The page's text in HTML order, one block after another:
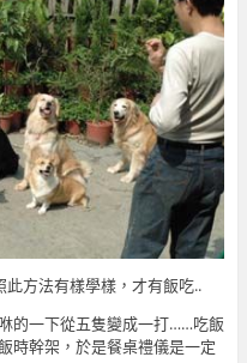
方法有樣學樣，才有飯吃..
的一下從五隻變成一打……吃飯
時幹架，於是餐桌禮儀是一定